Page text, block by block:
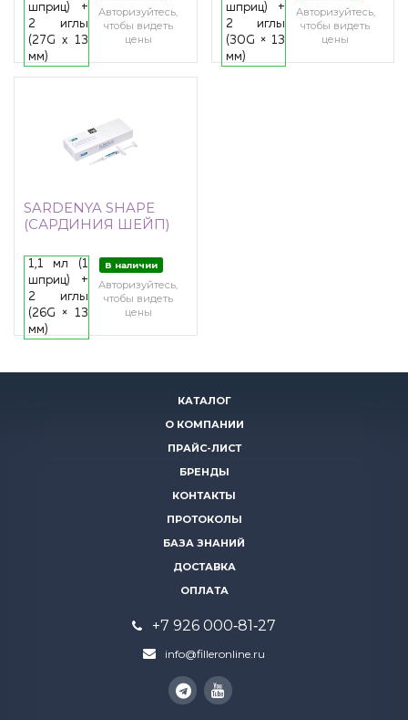
шприц) +
2 иглы
(27G x 13
мм)
Авторизуйтесь,
чтобы видеть
цены
шприц) +
2 иглы
(30G × 13
мм)
Авторизуйтесь,
чтобы видеть
цены
SARDENYA SHAPE
(САРДИНИЯ ШЕЙП)
1,1 мл (1
шприц) +
2 иглы
(26G × 13
мм)
В наличии
Авторизуйтесь,
чтобы видеть
цены
КАТАЛОГ
О КОМПАНИИ
ПРАЙС-ЛИСТ
БРЕНДЫ
КОНТАКТЫ
ПРОТОКОЛЫ
БАЗА ЗНАНИЙ
ДОСТАВКА
ОПЛАТА
+7 926 000‑81‑27
info@filleronline.ru